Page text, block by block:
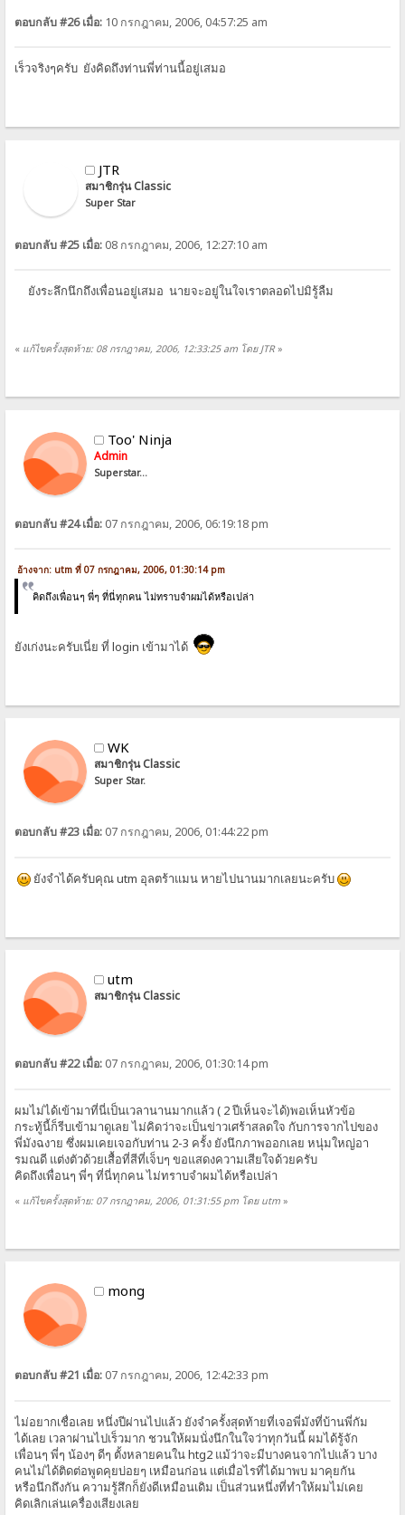
ตอบกลับ #26 เมื่อ: 10 กรกฎาคม, 2006, 04:57:25 am
เร็วจริงๆครับ ยังคิดถึงท่านพี่ท่านนี้อยู่เสมอ
JTR
สมาชิกรุ่น Classic
Super Star
ตอบกลับ #25 เมื่อ: 08 กรกฎาคม, 2006, 12:27:10 am
ยังระลึกนึกถึงเพื่อนอยู่เสมอ นายจะอยู่ในใจเราตลอดไปมิรู้ลืม
« แก้ไขครั้งสุดท้าย: 08 กรกฎาคม, 2006, 12:33:25 am โดย JTR»
Too' Ninja
Admin
Superstar...
ตอบกลับ #24 เมื่อ: 07 กรกฎาคม, 2006, 06:19:18 pm
อ้างจาก: utm ที่ 07 กรกฎาคม, 2006, 01:30:14 pm
คิดถึงเพื่อนๆ พี่ๆ ที่นี่ทุกคน ไม่ทราบจำผมได้หรือเปล่า
ยังเก่งนะครับเนี่ย ที่ login เข้ามาได้
WK
สมาชิกรุ่น Classic
Super Star.
ตอบกลับ #23 เมื่อ: 07 กรกฎาคม, 2006, 01:44:22 pm
ยังจำได้ครับคุณ utm อุลตร้าแมน หายไปนานมากเลยนะครับ
utm
สมาชิกรุ่น Classic
ตอบกลับ #22 เมื่อ: 07 กรกฎาคม, 2006, 01:30:14 pm
ผมไม่ได้เข้ามาที่นี่เป็นเวลานานมากแล้ว ( 2 ปีเห็นจะได้)พอเห็นหัวข้อ
กระทู้นี้ก็รีบเข้ามาดูเลย ไม่คิดว่าจะเป็นข่าวเศร้าสลดใจ กับการจากไปของ
พี่มังฉงาย ซึ่งผมเคยเจอกับท่าน 2-3 ครั้ง ยังนึกภาพออกเลย หนุ่มใหญ่อา
รมณดี แต่งตัวด้วยเสื้อที่สีที่เจ็บๆ ขอแสดงความเสียใจด้วยครับ
คิดถึงเพื่อนๆ พี่ๆ ที่นี่ทุกคน ไม่ทราบจำผมได้หรือเปล่า
« แก้ไขครั้งสุดท้าย: 07 กรกฎาคม, 2006, 01:31:55 pm โดย utm »
mong
ตอบกลับ #21 เมื่อ: 07 กรกฎาคม, 2006, 12:42:33 pm
ไม่อยากเชื่อเลย หนึ่งปีผ่านไปแล้ว ยังจำครั้งสุดท้ายที่เจอพี่มังที่บ้านพี่กัม
ได้เลย เวลาผ่านไปเร็วมาก ชวนให้ผมนั่งนึกในใจว่าทุกวันนี้ ผมได้รู้จัก
เพื่อนๆ พี่ๆ น้องๆ ดีๆ ตั้งหลายคนใน htg2 แม้ว่าจะมีบางคนจากไปแล้ว บาง
คนไม่ได้ติดต่อพูดคุยบ่อยๆ เหมือนก่อน แต่เมื่อไรที่ได้มาพบ มาคุยกัน
หรือนึกถึงกัน ความรู้สึกก็ยังดีเหมือนเดิม เป็นส่วนหนึ่งที่ทำให้ผมไม่เคย
คิดเลิกเล่นเครื่องเสียงเลย